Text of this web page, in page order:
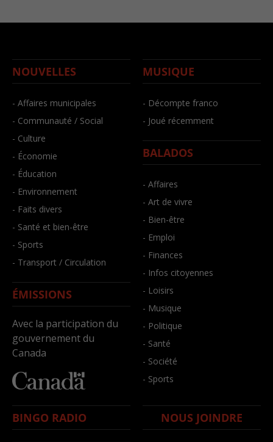
NOUVELLES
- Affaires municipales
- Communauté / Social
- Culture
- Économie
- Éducation
- Environnement
- Faits divers
- Santé et bien-être
- Sports
- Transport / Circulation
ÉMISSIONS
Avec la participation du
gouvernement du
Canada
MUSIQUE
- Décompte franco
- Joué récemment
BALADOS
- Affaires
- Art de vivre
- Bien-être
- Emploi
- Finances
- Infos citoyennes
- Loisirs
- Musique
- Politique
- Santé
- Société
- Sports
BINGO RADIO NOUS JOINDRE